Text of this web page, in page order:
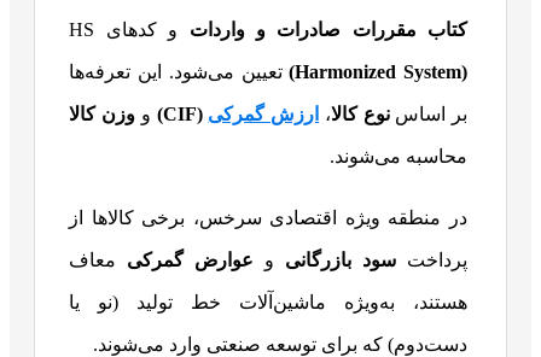
کتاب مقررات صادرات و واردات و کدهای HS
(Harmonized System)تعیین می‌شود. این تعرفه‌ها
بر اساسنوع کالا، ارزش گمرکی (CIF) و وزن کالا
محاسبه می‌شوند.
در منطقه ویژه اقتصادی سرخس، برخی کالاها از
پرداخت سود بازرگانی و عوارض گمرکی معاف
هستند، به‌ویژه ماشین‌آلات خط تولید (نو یا
دست‌دوم) که برای توسعه صنعتی وارد می‌شوند.